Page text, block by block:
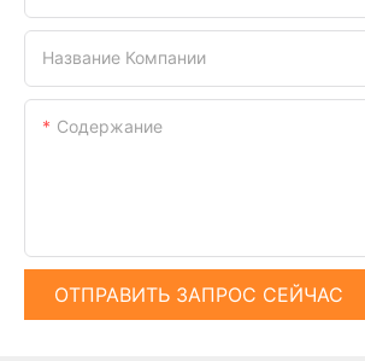
Название Компании
Содержание
ОТПРАВИТЬ ЗАПРОС СЕЙЧАС